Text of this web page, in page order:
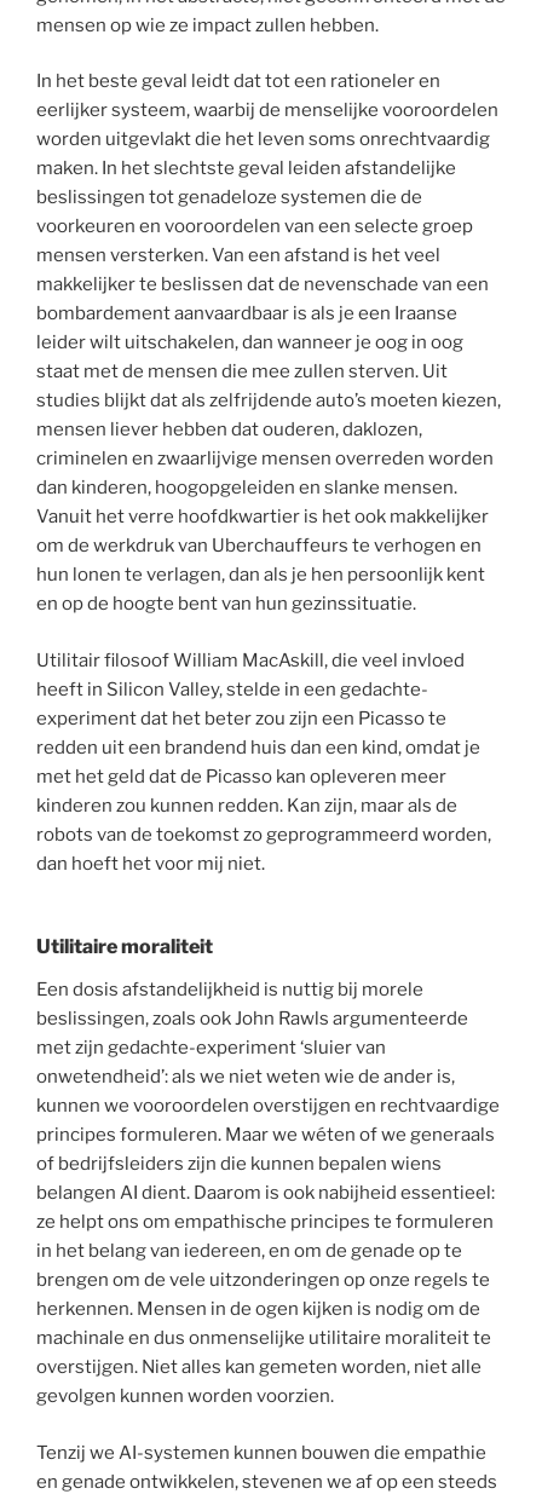
mensen op wie ze impact zullen hebben.
In het beste geval leidt dat tot een rationeler en
eerlijker systeem, waarbij de menselijke vooroordelen
worden uitgevlakt die het leven soms onrechtvaardig
maken. In het slechtste geval leiden afstandelijke
beslissingen tot genadeloze systemen die de
voorkeuren en vooroordelen van een selecte groep
mensen versterken. Van een afstand is het veel
makkelijker te beslissen dat de nevenschade van een
bombardement aanvaardbaar is als je een Iraanse
leider wilt uitschakelen, dan wanneer je oog in oog
staat met de mensen die mee zullen sterven. Uit
studies blijkt dat als zelfrijdende auto’s moeten kiezen,
mensen liever hebben dat ouderen, daklozen,
criminelen en zwaarlijvige mensen overreden worden
dan kinderen, hoogopgeleiden en slanke mensen.
Vanuit het verre hoofdkwartier is het ook makkelijker
om de werkdruk van Uberchauffeurs te verhogen en
hun lonen te verlagen, dan als je hen persoonlijk kent
en op de hoogte bent van hun gezinssituatie.
Utilitair filosoof William MacAskill, die veel invloed
heeft in Silicon Valley, stelde in een gedachte-
experiment dat het beter zou zijn een Picasso te
redden uit een brandend huis dan een kind, omdat je
met het geld dat de Picasso kan opleveren meer
kinderen zou kunnen redden. Kan zijn, maar als de
robots van de toekomst zo geprogrammeerd worden,
dan hoeft het voor mij niet.
Utilitaire moraliteit
Een dosis afstandelijkheid is nuttig bij morele
beslissingen, zoals ook John Rawls argumenteerde
met zijn gedachte-experiment ‘sluier van
onwetendheid’: als we niet weten wie de ander is,
kunnen we vooroordelen overstijgen en rechtvaardige
principes formuleren. Maar we wéten of we generaals
of bedrijfsleiders zijn die kunnen bepalen wiens
belangen AI dient. Daarom is ook nabijheid essentieel:
ze helpt ons om empathische principes te formuleren
in het belang van iedereen, en om de genade op te
brengen om de vele uitzonderingen op onze regels te
herkennen. Mensen in de ogen kijken is nodig om de
machinale en dus onmenselijke utilitaire moraliteit te
overstijgen. Niet alles kan gemeten worden, niet alle
gevolgen kunnen worden voorzien.
Tenzij we AI-systemen kunnen bouwen die empathie
en genade ontwikkelen, stevenen we af op een steeds